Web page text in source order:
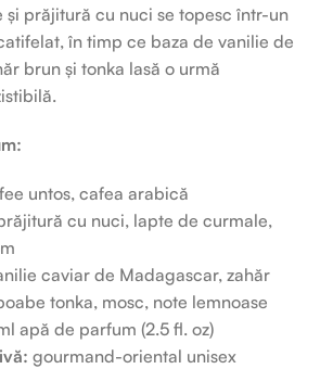
și prăjitură cu nuci se topesc într-un
în timp ce baza de vanilie de
brun și tonka lasă o urmă
untos, cafea arabică
cu nuci, lapte de curmale,
caviar de Madagascar, zahăr
tonka, mosc, note lemnoase
apă de parfum (2.5 fl. oz)
gourmand-oriental unisex